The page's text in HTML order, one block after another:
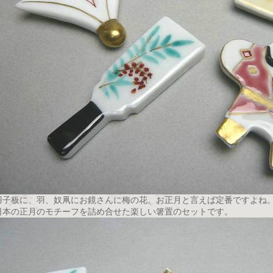
子板に、羽、奴凧にお鏡さんに梅の花。お正月と言えば定番ですよね
本の正月のモチーフを詰め合せた楽しい箸置のセットです。